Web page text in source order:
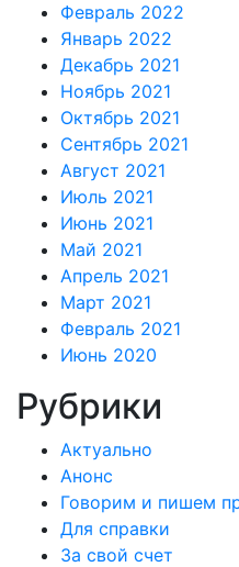
Февраль 2022
Январь 2022
Декабрь 2021
Ноябрь 2021
Октябрь 2021
Сентябрь 2021
Август 2021
Июль 2021
Июнь 2021
Май 2021
Апрель 2021
Март 2021
Февраль 2021
Июнь 2020
Рубрики
Актуально
Анонс
Говорим и пишем
Для справки
За свой счет